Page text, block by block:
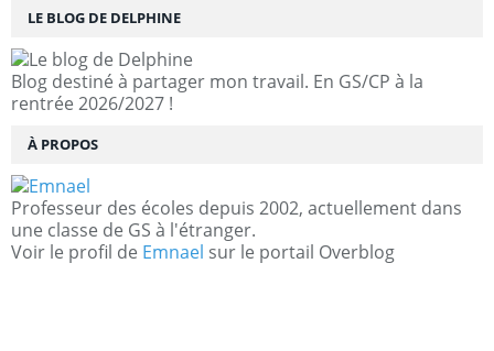
LE BLOG DE DELPHINE
Blog destiné à partager mon travail. En GS/CP à la
rentrée 2026/2027 !
À PROPOS
Professeur des écoles depuis 2002, actuellement dans
une classe de GS à l'étranger.
Voir le profil de Emnael sur le portail Overblog